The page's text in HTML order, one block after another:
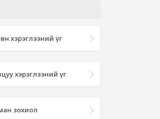
хэрэглээний үг
хэрэглээний үг
зохиол